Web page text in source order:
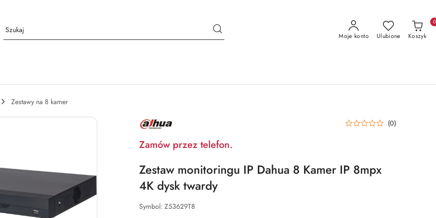
Moje konto Ulubione Koszyk
0
Zestawy na 8 kamer
NAZWA
PRODUCENTA: (0)
Zamów przez telefon.
Zestaw monitoringu IP Dahua 8 Kamer IP 8mpx
4K dysk twardy
Symbol: Z53629T8